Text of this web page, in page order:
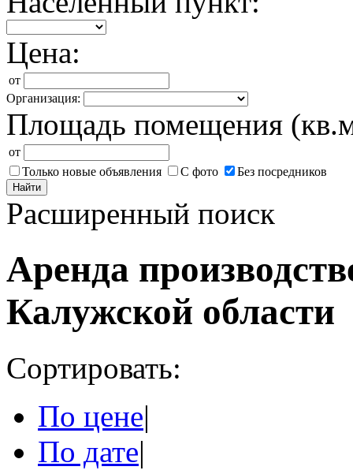
Цена:
от
Организация:
Площадь помещения
от
Только новые объявления
С фото Без посредников
Найти
Расширенный поиск
Аренда
Калужской области
Сортировать:
По цене|
По дате|